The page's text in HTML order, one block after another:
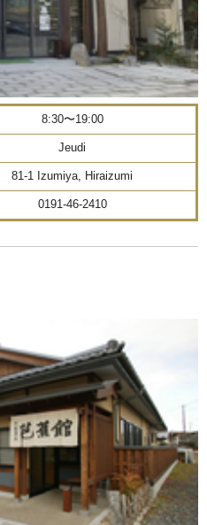
8:30〜19:00
Jeudi
81-1 Izumiya, Hiraizumi
0191-46-2410